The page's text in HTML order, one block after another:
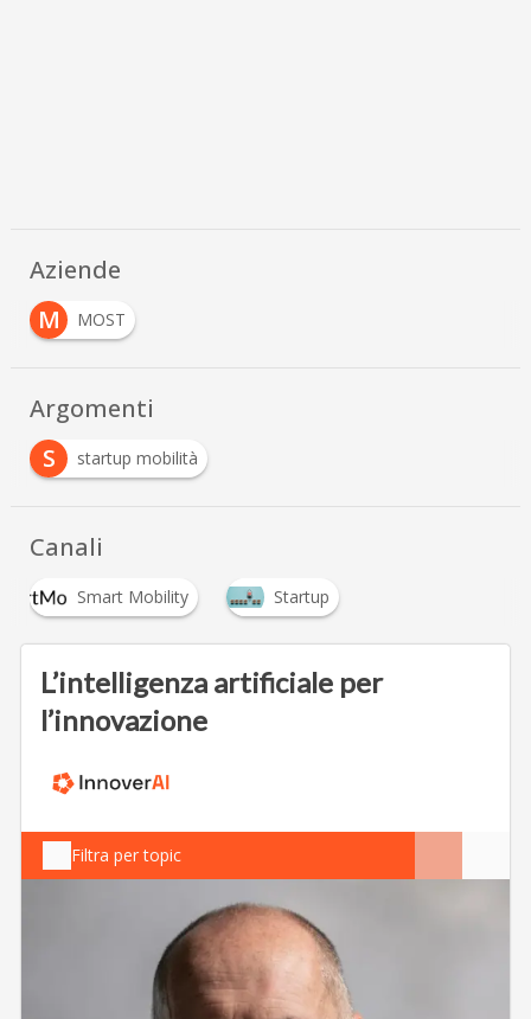
Aziende
M
MOST
Argomenti
S
startup mobilità
Canali
Smart Mobility Startup
L’intelligenza artificiale per
l’innovazione
Filtra per topic